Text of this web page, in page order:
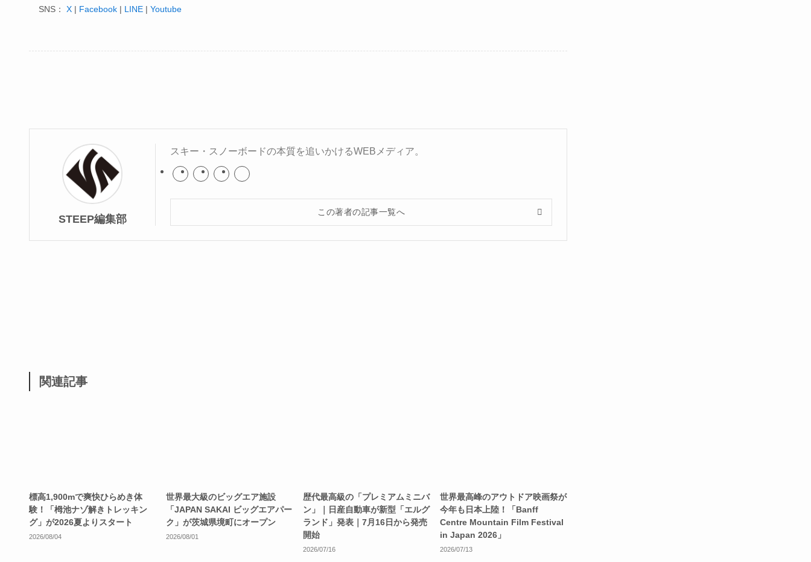
SNS： X | Facebook | LINE | Youtube
STEEP編集部
スキー・スノーボードの本質を追いかけるWEBメディア。
この著者の記事一覧へ
関連記事
標高1,900mで爽快ひらめき体
験！「栂池ナゾ解きトレッキン
グ」が2026夏よりスタート
2026/08/04
世界最大級のビッグエア施設
「JAPAN SAKAI ビッグエアパー
ク」が茨城県境町にオープン
2026/08/01
歴代最高級の「プレミアムミニバ
ン」｜日産自動車が新型「エルグ
ランド」発表｜7月16日から発売
開始
2026/07/16
世界最高峰のアウトドア映画祭が
今年も日本上陸！「Banff
Centre Mountain Film Festival
in Japan 2026」
2026/07/13